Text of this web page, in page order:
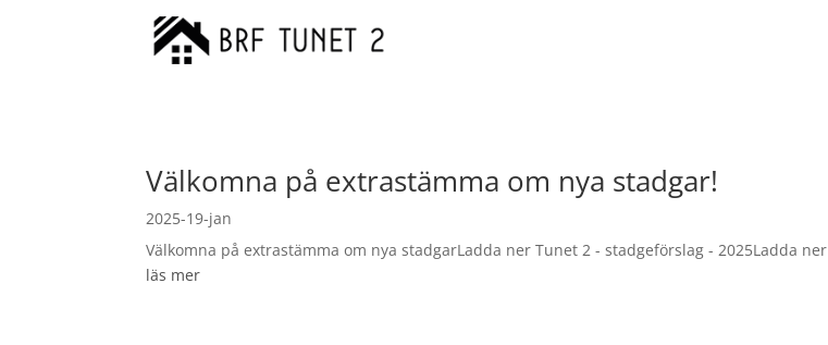
Välkomna på extrastämma om nya stadgar!
2025-19-jan
Välkomna på extrastämma om nya stadgarLadda ner Tunet 2 - stadgeförslag - 2025Ladda ner
läs mer